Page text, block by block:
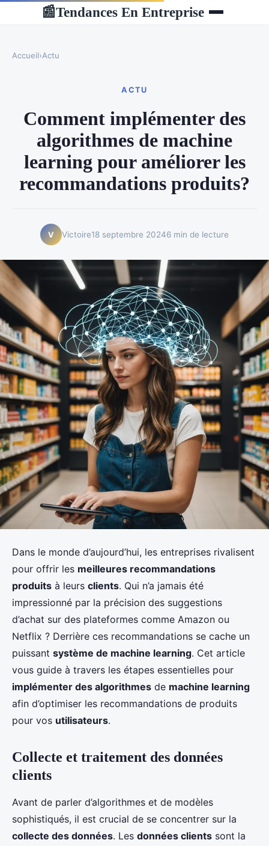
📰Tendances En Entreprise
Accueil›Actu
ACTU
Comment implémenter des
algorithmes de machine
learning pour améliorer les
recommandations produits?
V Victoire18 septembre 20246 min de lecture
Dans le monde d’aujourd’hui, les entreprises rivalisent
pour offrir les meilleures recommandations
produits à leurs clients. Qui n’a jamais été
impressionné par la précision des suggestions
d’achat sur des plateformes comme Amazon ou
Netflix ? Derrière ces recommandations se cache un
puissant système de machine learning. Cet article
vous guide à travers les étapes essentielles pour
implémenter des algorithmes de machine learning
afin d’optimiser les recommandations de produits
pour vos utilisateurs.
Collecte et traitement des données
clients
Avant de parler d’algorithmes et de modèles
sophistiqués, il est crucial de se concentrer sur la
collecte des données. Les données clients sont la